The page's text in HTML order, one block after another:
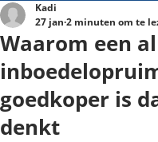
Waarom een
goedkoper is
denkt
Kadi
27 jan 2 minuten om te